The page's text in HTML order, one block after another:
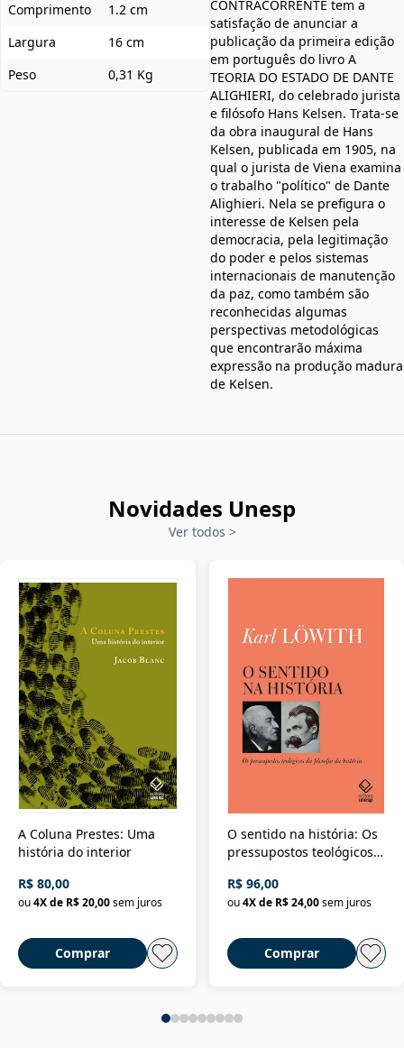
Comprimento
1.2 cm
Largura
16 cm
Peso
0,31 Kg
CONTRACORRENTE tem a
satisfação de anunciar a
publicação da primeira edição
em português do livro A
TEORIA DO ESTADO DE DANTE
ALIGHIERI, do celebrado jurista
e filósofo Hans Kelsen. Trata-se
da obra inaugural de Hans
Kelsen, publicada em 1905, na
qual o jurista de Viena examina
o trabalho "político" de Dante
Alighieri. Nela se prefigura o
interesse de Kelsen pela
democracia, pela legitimação
do poder e pelos sistemas
internacionais de manutenção
da paz, como também são
reconhecidas algumas
perspectivas metodológicas
que encontrarão máxima
expressão na produção madura
de Kelsen.
Novidades Unesp
Ver todos >
A Coluna Prestes: Uma
história do interior
R$ 80,00
ou4X de R$ 20,00sem juros
Comprar
O sentido na história: Os
pressupostos teológicos
R$ 96,00
ou 4X de R$ 24,00 sem juros
Comprar